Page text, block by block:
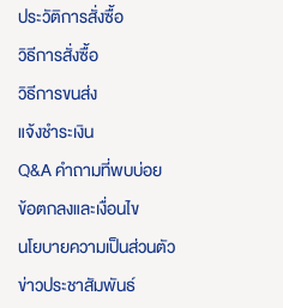
ประวัติการสั่งซื้อ
วิธีการสั่งซื้อ
วิธีการขนส่ง
แจ้งชำระเงิน
Q&A คำถามที่พบบ่อย
ข้อตกลงและเงื่อนไข
นโยบายความเป็นส่วนตัว
ข่าวประชาสัมพันธ์